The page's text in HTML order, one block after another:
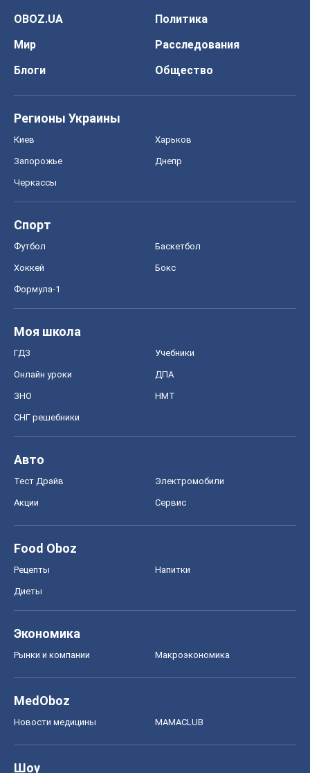
OBOZ.UA
Политика
Мир
Расследования
Блоги
Общество
Регионы Украины
Киев Харьков
Запорожье Днепр
Черкассы
Спорт
Футбол Баскетбол
Хоккей Бокс
Формула-1
Моя школа
ГДЗ Учебники
Онлайн уроки ДПА
ЗНО НМТ
СНГ решебники
Авто
Тест Драйв Электромобили
Акции Сервис
Food Oboz
Рецепты Напитки
Диеты
Экономика
Рынки и компании Mакроэкономика
MedOboz
Новости медицины MAMACLUB
Шоу